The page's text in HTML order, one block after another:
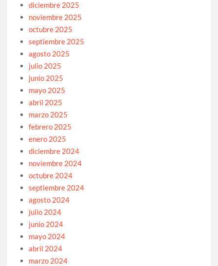
diciembre 2025
noviembre 2025
octubre 2025
septiembre 2025
agosto 2025
julio 2025
junio 2025
mayo 2025
abril 2025
marzo 2025
febrero 2025
enero 2025
diciembre 2024
noviembre 2024
octubre 2024
septiembre 2024
agosto 2024
julio 2024
junio 2024
mayo 2024
abril 2024
marzo 2024